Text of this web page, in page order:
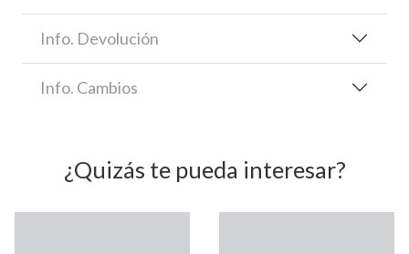
Info. Devolución
Info. Cambios
¿Quizás te pueda interesar?